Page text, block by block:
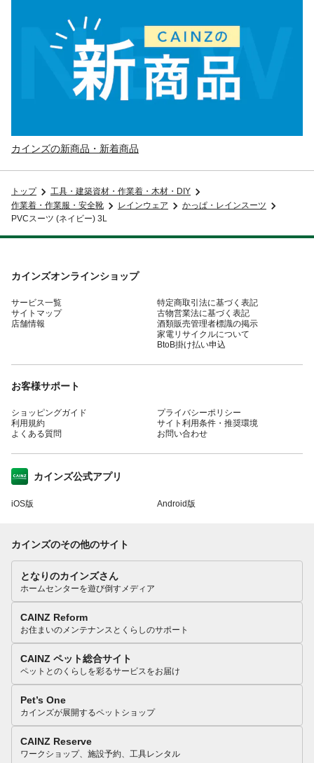
カインズの新商品・新着商品
トップ
工具・建築資材・作業着・木材・DIY
作業着・作業服・安全靴
レインウェア
かっぱ・レインスーツ
PVCスーツ (ネイビー) 3L
カインズオンラインショップ
サービス一覧
サイトマップ
店舗情報
特定商取引法に基づく表記
古物営業法に基づく表記
酒類販売管理者標識の掲示
家電リサイクルについて
BtoB掛け払い申込
お客様サポート
ショッピングガイド
利用規約
よくある質問
プライバシーポリシー
サイト利用条件・推奨環境
お問い合わせ
カインズ公式アプリ
iOS版 Android版
カインズのその他のサイト
となりのカインズさん
ホームセンターを遊び倒すメディア
CAINZ Reform
お住まいのメンテナンスとくらしのサポート
CAINZ ペット総合サイト
ペットとのくらしを彩るサービスをお届け
Pet’s One
カインズが展開するペットショップ
CAINZ Reserve
ワークショップ、施設予約、工具レンタル